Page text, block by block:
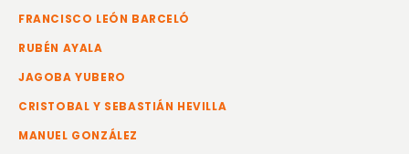
FRANCISCO LEÓN BARCELÓ
RUBÉN AYALA
JAGOBA YUBERO
CRISTOBAL Y SEBASTIÁN HEVILLA
MANUEL GONZÁLEZ